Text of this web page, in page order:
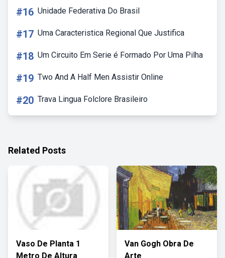
#16 Unidade Federativa Do Brasil
#17 Uma Caracteristica Regional Que Justifica
#18 Um Circuito Em Serie é Formado Por Uma Pilha
#19 Two And A Half Men Assistir Online
#20 Trava Lingua Folclore Brasileiro
Related Posts
Vaso De Planta 1
Metro De Altura
Van Gogh Obra De
Arte